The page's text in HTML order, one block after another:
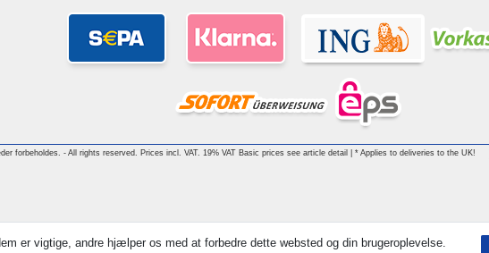
forbeholdes. - All rights reserved. Prices incl. VAT. 19% VAT Basic prices see article detail | * Applies to deliveries to the UK!
er vigtige, andre hjælper os med at forbedre dette websted og din brugeroplevelse.